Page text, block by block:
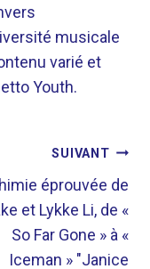
musicale
varié et
Youth.
SUIVANT
éprouvée de
et Lykke Li, de «
So Far Gone » à «
Iceman » "Janice